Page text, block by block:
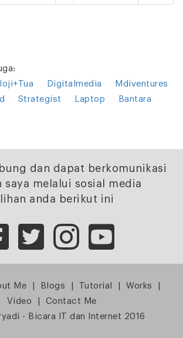
Digitalmedia
Mdiventures
Strategist Laptop
Bantara
dan dapat berkomunikasi
saya melalui sosial media
anda berikut ini
Me Blogs Tutorial Works
Video
Contact Me
- Bicara IT dan Internet 2016